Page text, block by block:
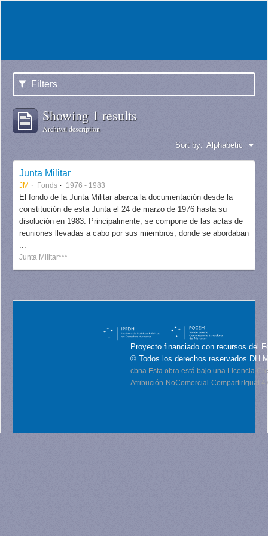
Filters
Showing 1 results
Archival description
Sort by: Alphabetic
Junta Militar
JM Fonds 1976 - 1983
El fondo de la Junta Militar abarca la documentación desde la
constitución de esta Junta el 24 de marzo de 1976 hasta su
disolución en 1983. Principalmente, se compone de las actas de
reuniones llevadas a cabo por sus miembros, donde se abordaban
...
Junta Militar***
Proyecto financiado con recursos del
© Todos los derechos reservados DH
cbna Esta obra está bajo una Licencia
Atribución-NoComercial-CompartirIgual